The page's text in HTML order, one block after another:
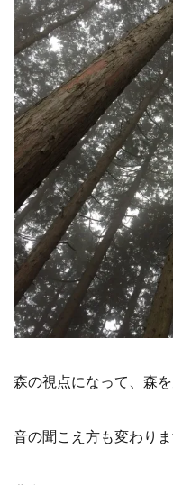
森の視点になって、森
音の聞こえ方も変わりま